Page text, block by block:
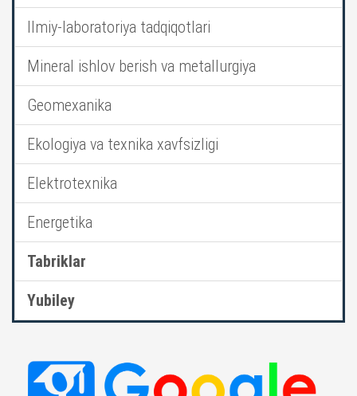
Ilmiy-laboratoriya tadqiqotlari
Mineral ishlov berish va metallurgiya
Geomexanika
Ekologiya va texnika xavfsizligi
Elektrotexnika
Energetika
Tabriklar
Yubiley